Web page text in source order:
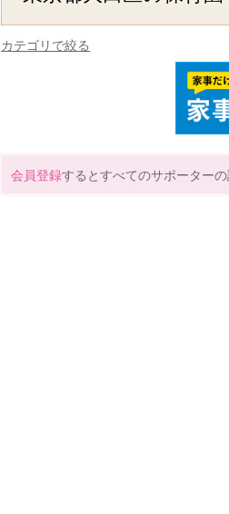
カテゴリで絞る
会員登録するとすべてのサポーター